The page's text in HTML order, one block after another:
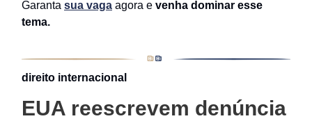
Garanta sua vaga agora e venha dominar esse
tema.
direito internacional
EUA reescrevem denúncia